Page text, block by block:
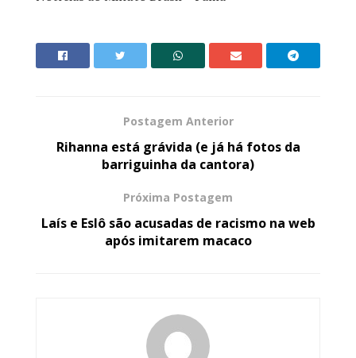
Postagem Anterior
Rihanna está grávida (e já há fotos da
barriguinha da cantora)
Próxima Postagem
Laís e Eslô são acusadas de racismo na web
após imitarem macaco